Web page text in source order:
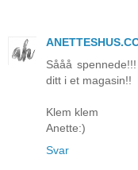
Sååå
ditt i et magasin!!
Klem klem
Anette:)
Svar